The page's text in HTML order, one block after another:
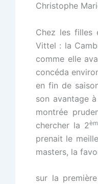
Christophe
Chez les filles
Vittel : la
comme elle
concéda
en fin de
son avantage
montrée
chercher la 2
prenait le
masters, la
sur la